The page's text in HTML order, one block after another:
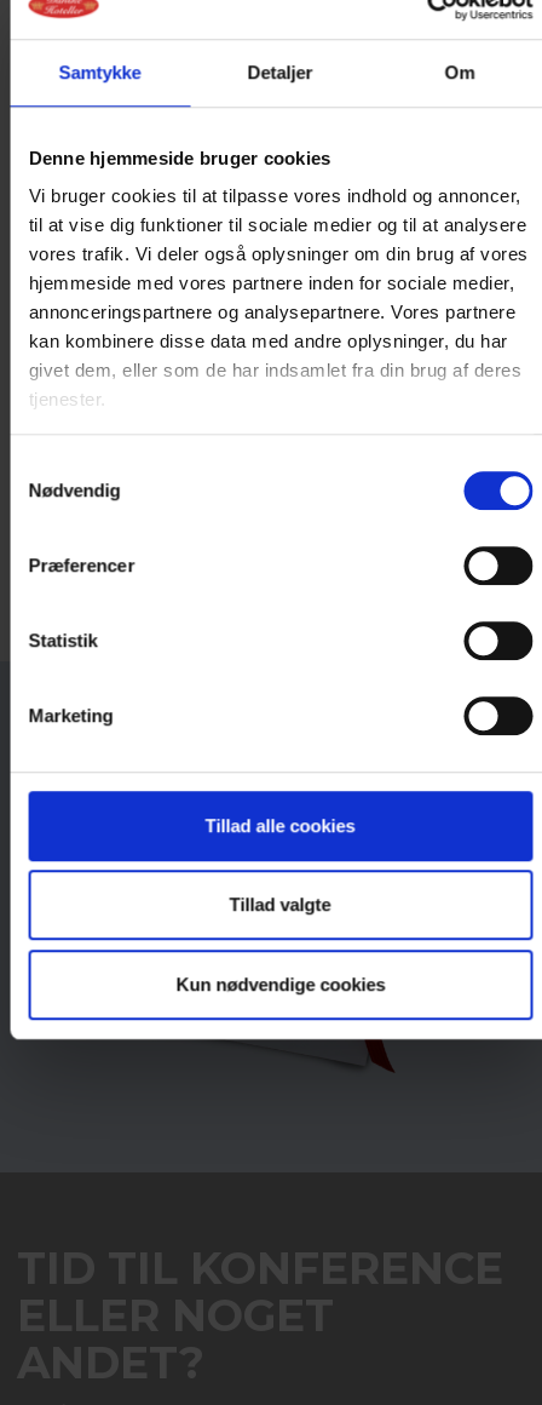
Samtykke Detaljer Om
Denne hjemmeside bruger cookies
Vi bruger cookies til at tilpasse vores indhold og annoncer,
til at vise dig funktioner til sociale medier og til at analysere
vores trafik. Vi deler også oplysninger om din brug af vores
hjemmeside med vores partnere inden for sociale medier,
annonceringspartnere og analysepartnere. Vores partnere
kan kombinere disse data med andre oplysninger, du har
givet dem, eller som de har indsamlet fra din brug af deres
tjenester.
Nødvendig
Præferencer
Statistik
Marketing
Tillad alle cookies
Tillad valgte
Kun nødvendige cookies
Forplejning
Ønsker forplejning
Hvor har du hørt om os?
Har tidligere været på hotellet
Har fået stedet anbefalet
Har fundet hotellet via google mv.
Ring mig op!
Jeg ønsker at bliver ringet op
oplagte gave til dem, der ønsker sig
TID TIL KONFERENCE
ELLER NOGET
ANDET?